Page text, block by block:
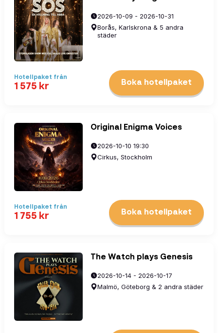
2026-10-09 - 2026-10-31
Borås, Karlskrona & 5 andra
städer
Hotellpaket från
1 575 kr Boka hotellpaket
Original Enigma Voices
2026-10-10 19:30
Cirkus, Stockholm
Hotellpaket från
1 755 kr Boka hotellpaket
The Watch plays Genesis
2026-10-14 - 2026-10-17
Malmö, Göteborg & 2 andra städer